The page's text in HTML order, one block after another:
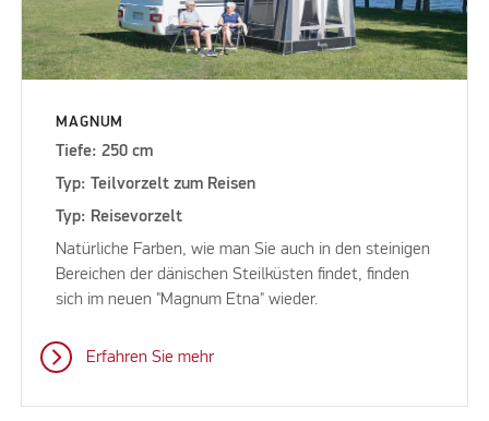
MAGNUM
Tiefe: 250 cm
Typ: Teilvorzelt zum Reisen
Typ: Reisevorzelt
Natürliche Farben, wie man Sie auch in den steinigen
Bereichen der dänischen Steilküsten findet, finden
sich im neuen "Magnum Etna" wieder.
Erfahren Sie mehr